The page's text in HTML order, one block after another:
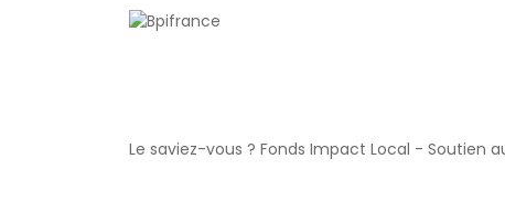
Le saviez-vous ? Fonds Impact Local - Soutien